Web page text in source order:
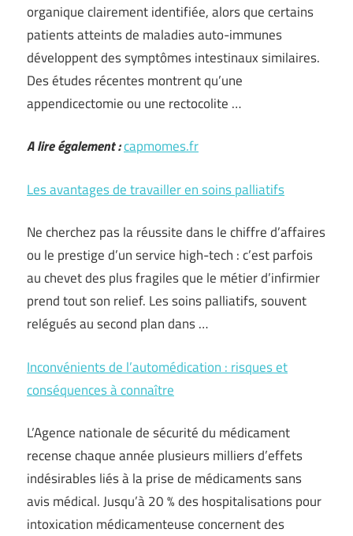
organique clairement identifiée, alors que certains
patients atteints de maladies auto-immunes
développent des symptômes intestinaux similaires.
Des études récentes montrent qu’une
appendicectomie ou une rectocolite …
A lire également :capmomes.fr
Les avantages de travailler en soins palliatifs
Ne cherchez pas la réussite dans le chiffre d’affaires
ou le prestige d’un service high-tech : c’est parfois
au chevet des plus fragiles que le métier d’infirmier
prend tout son relief. Les soins palliatifs, souvent
relégués au second plan dans …
Inconvénients de l’automédication : risques et
conséquences à connaître
L’Agence nationale de sécurité du médicament
recense chaque année plusieurs milliers d’effets
indésirables liés à la prise de médicaments sans
avis médical. Jusqu’à 20 % des hospitalisations pour
intoxication médicamenteuse concernent des